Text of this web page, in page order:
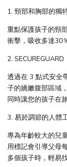
1. 頸部和胸部的獨
重點保護孩子的頸
衝擊，吸收多達30
2. SECUREGUARD
透過在 3 點式安全
子的嬌嫩腹部區域
同時讓您的孩子在
3. 易於調節的人體
專為年齡較大的兒
用標記會引導父母
多個孩子時，輕易